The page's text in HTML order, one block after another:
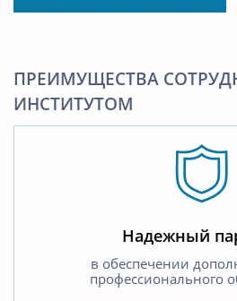
ПРЕИМУЩЕСТВА
ИНСТИТУТОМ
Надежный
в обеспечении
профессионального